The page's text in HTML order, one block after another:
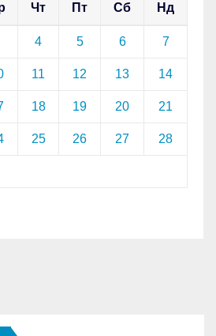
Чт Пт Сб Нд
4 5 6 7
11 12 13 14
18 19 20 21
25 26 27 28